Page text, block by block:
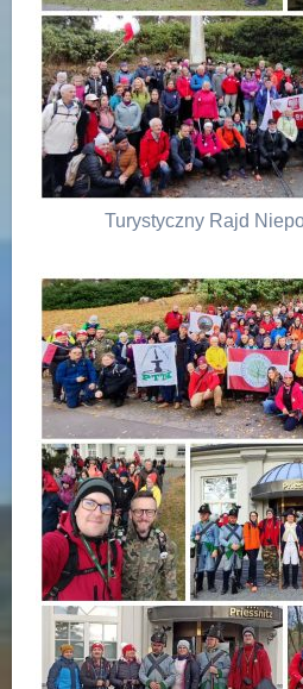
Turystyczny Rajd